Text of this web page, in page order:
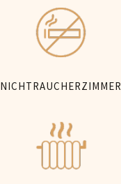
NICHTRAUCHERZIMMER